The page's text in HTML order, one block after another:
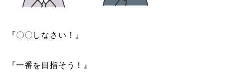
『〇〇しなさい！』
『一番を目指そう！』